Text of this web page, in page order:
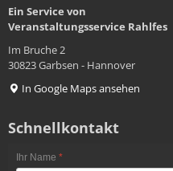
Ein Service von
Veranstaltungsservice Rahlfes
Im Bruche 2
30823 Garbsen - Hannover
In Google Maps ansehen
Schnellkontakt
Ihr Name *